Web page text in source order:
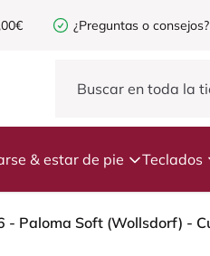
¿Preguntas o consejos?
& estar de pie Teclados